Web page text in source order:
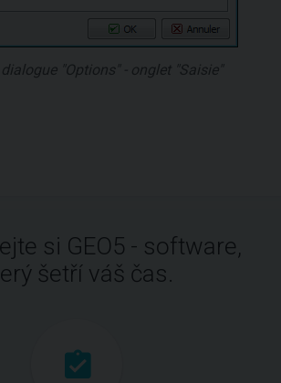
"Options" - onglet "Saisie"
si GEO5 - software,
šetří váš čas.